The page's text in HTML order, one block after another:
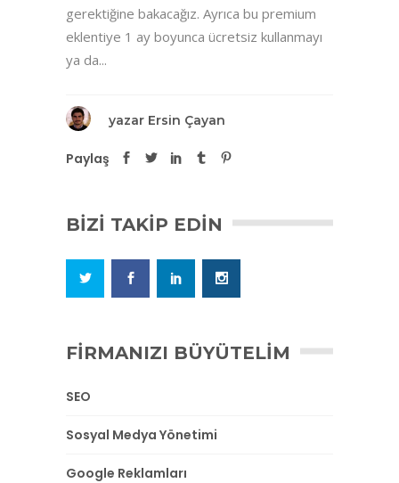
gerektiğine bakacağız. Ayrıca bu premium
eklentiye 1 ay boyunca ücretsiz kullanmayı
ya da...
yazar Ersin Çayan
Paylaş
BIZI TAKIP EDIN
FIRMANIZI BÜYÜTELIM
SEO
Sosyal Medya Yönetimi
Google Reklamları